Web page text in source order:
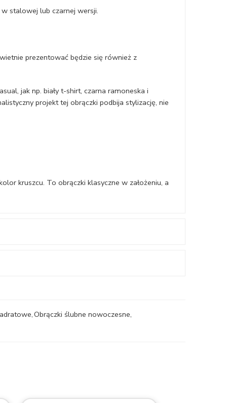
stalowej lub czarnej wersji.
prezentować będzie się również z
jak np. biały t-shirt, czarna ramoneska i
projekt tej obrączki podbija stylizację, nie
kruszcu. To obrączki klasyczne w założeniu, a
,Obrączki ślubne nowoczesne,